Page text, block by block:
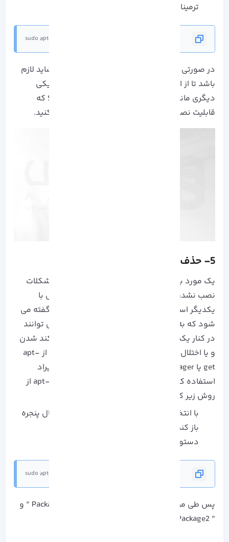
ترمینال باز کرده و دستور زیر را وارد کنید.
sudo apt-get install -f
در صورتی که مشکل شما با این روش حل نشد، شاید لازم
باشد تا از ابزارهای مدیریت بسته رابط کاربری گرافیکی
دیگری مانند، dpkg یا Synaptic Package Manager که
قابلیت نصب شدن از طریق ترمینال دارند را نصب کنید.
5- حذف بسته های متناقض
یک مورد به ظاهر ساده اما مهم دیگر در زمینه مشکلات
نصب نشدن اوبونتو، وجود 2 یا چند بسته متناقض با
یکدیگر است. بسته های متناقض به بسته هایی گفته می
شود که به دلیل وابستگی و یا مسائل امنیتی نمی توانند
در کنار یکدیگر نصب شوند، این بسته ها موجب کند شدن
و یا اختلال های دیگری باشند که توصیه می کنیم از apt-
get یا Synaptic Package Manager برای رفع این ایراد
استفاده کنید. برای حذف بسته های متضاد با apt-get از
روش زیر کمک بگیرید:
با انتخاب گزینه های Ctrl + Alt + T یک ترمینال پنجره
باز کنید.
دستور زیر را وارد کنید.
sudo apt-get remove package1 package2
پس طی مراحل بالا نام دو بسته متضاد را با ” Package1 ” و
” Package2 ” جا به جا کنید.